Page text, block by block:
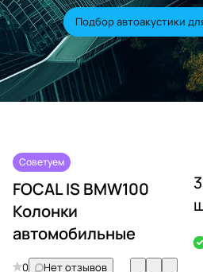
оснащён технологией
алюминиево‑магниевым
обеспечивает высокую
высоких
Подбор автоакустики
Советуем
FOCAL IS BMW100
Колонки
автомобильные
0
Нет отзывов